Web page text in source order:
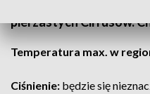
pierzastych Cirrusów.
Temperatura max. w
Ciśnienie: będzie się